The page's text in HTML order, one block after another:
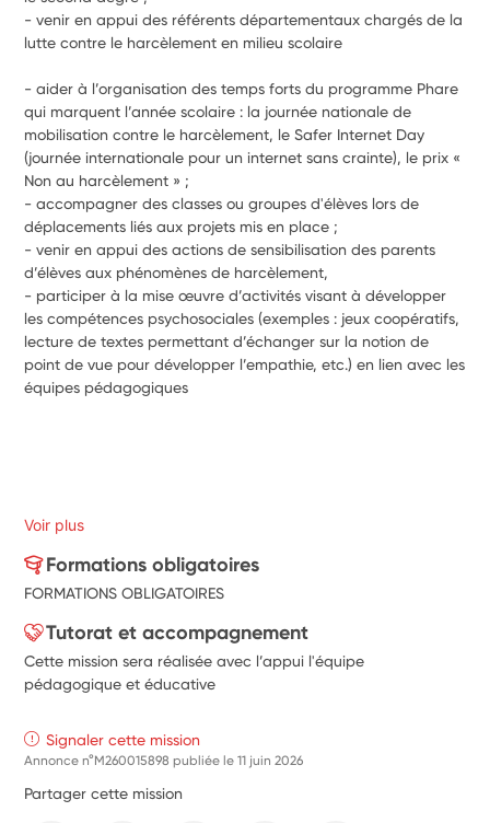
- venir en appui des référents départementaux chargés de la
- aider à l’organisation des temps forts du programme Phare
qui marquent l’année scolaire : la journée nationale de
mobilisation contre le harcèlement, le Safer Internet Day
(journée internationale pour un internet sans crainte), le prix «
Non au harcèlement » ;
- accompagner des classes ou groupes d'élèves lors de
- venir en appui des actions de sensibilisation des parents
- participer à la mise œuvre d’activités visant à développer
les compétences psychosociales (exemples : jeux coopératifs,
lecture de textes permettant d’échanger sur la notion de
point de vue pour développer l’empathie, etc.) en lien avec les
Voir plus
Formations obligatoires
FORMATIONS OBLIGATOIRES
Tutorat et accompagnement
Cette mission sera réalisée avec l’appui l'équipe
pédagogique et éducative
Signaler cette mission
Annonce n°M260015898 publiée le11 juin 2026
Partager cette mission